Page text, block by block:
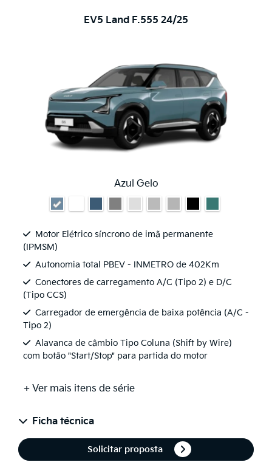
EV5 Land F.555 24/25
Azul Gelo
Motor Elétrico síncrono de imã permanente
(IPMSM)
Autonomia total PBEV - INMETRO de 402Km
Conectores de carregamento A/C (Tipo 2) e D/C
(Tipo CCS)
Carregador de emergência de baixa potência (A/C -
Tipo 2)
Alavanca de câmbio Tipo Coluna (Shift by Wire)
com botão "Start/Stop" para partida do motor
+ Ver mais itens de série
Ficha técnica
Solicitar proposta